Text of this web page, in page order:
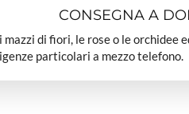
CONSEGNA A
di fiori, le rose o le orchidee
particolari a mezzo telefono.